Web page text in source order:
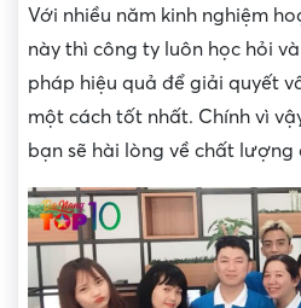
Với nhiều năm kinh nghiệm
này thì công ty luôn học hỏi
pháp hiệu quả để giải quyết
một cách tốt nhất. Chính vì
bạn sẽ hài lòng về chất lượng